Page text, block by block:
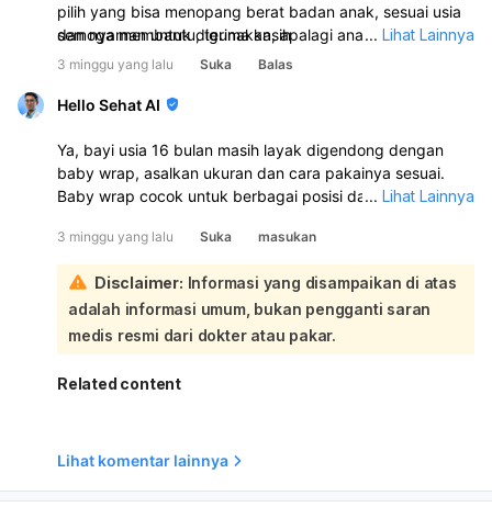
pilih yang bisa menopang berat badan anak, sesuai usia
dan nyaman untuk digunakan, apalagi anak usia 16 bulan
yang sudah bisa berjalan biasanya tidak terlalu sering
semoga membantu, terima kasih ... Lihat Lainnya
3 minggu yang lalu Suka Balas
Hello Sehat AI
Ya, bayi usia 16 bulan masih layak digendong dengan
baby wrap, asalkan ukuran dan cara pakainya sesuai.
Baby wrap cocok untuk berbagai posisi dan bisa dipakai
termasuk memungkinkan:
Pastikan gendongan dipasang aman: posisi bayi erat,
terlihat, dekat untuk dicium, dagu tidak menekuk ke
dada, dan punggung tersangga baik. Jika bayi sudah
lebih besar atau lebih aktif, kadang soft structure carrier
atau hipseat bisa lebih nyaman untuk orangtua. Pilih yang
paling sesuai dengan berat badan, kenyamanan, dan
... Lihat Lainnya
3 minggu yang lalu Suka masukan
Disclaimer: Informasi yang disampaikan di atas
adalah informasi umum, bukan pengganti saran
medis resmi dari dokter atau pakar.
Related content
Lihat komentar lainnya